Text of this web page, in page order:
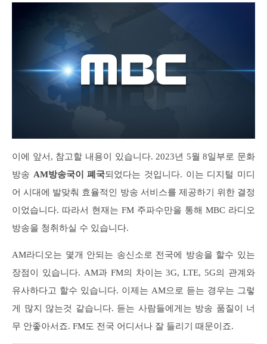
이에 앞서, 참고할 내용이 있습니다. 2023년 5월 8일부로 문화
방송 AM방송국이 폐국되었다는 것입니다. 이는 디지털 미디
어 시대에 발맞춰 효율적인 방송 서비스를 제공하기 위한 결정
이었습니다. 따라서 현재는 FM 주파수만을 통해 MBC 라디오
방송을 청취하실 수 있습니다.
AM라디오는 몇개 안되는 송신소로 전국에 방송을 할수 있는
장점이 있습니다. AM과 FM의 차이는 3G, LTE, 5G의 관계와
유사하다고 할수 있습니다. 이제는 AM으로 듣는 경우는 그렇
게 많지 않는것 같습니다. 듣는 사람들에게는 방송 품질이 너
무 안좋아서죠. FM도 전국 어디서나 잘 들리기 때문이죠.